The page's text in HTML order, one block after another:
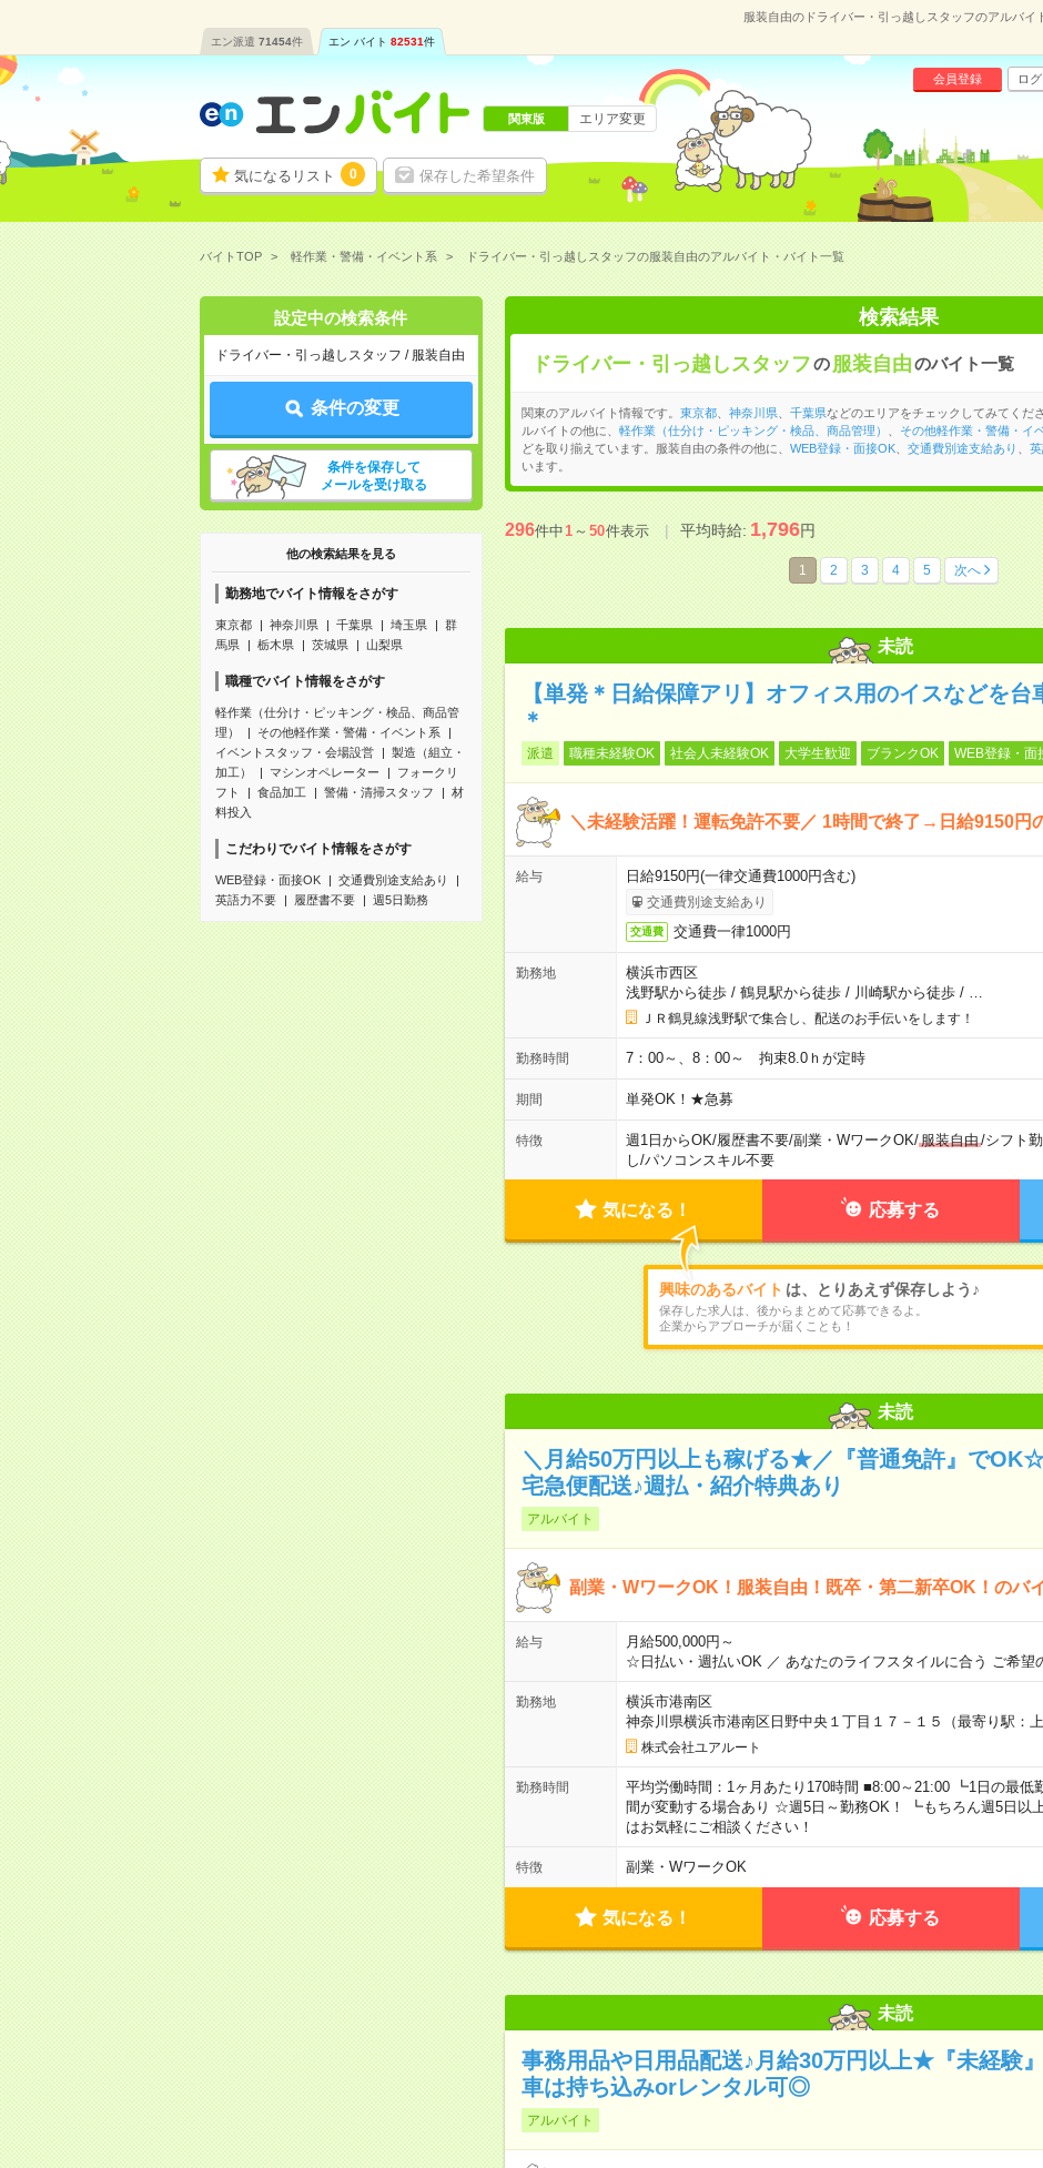
服装自由のドライバー・引っ越しスタッフのアルバイ
エン派遣 71454件 エン バイト 82531件
気になるリスト 0 保存した希望条件
会員登録 ロ
関東版 エリア変更
バイトTOP 軽作業・警備・イベント系 ドライバー・引っ越しスタッフの服装自由のアルバイト・バイト一覧
設定中の検索条件
ドライバー・引っ越しスタッフ / 服装自由
条件の変更
条件を保存して
メールを受け取る
他の検索結果を見る
勤務地でバイト情報をさがす
東京都 神奈川県 千葉県 埼玉県
群
馬県
栃木県 茨城県 山梨県
職種でバイト情報をさがす
軽作業（仕分け・ピッキング・検品、商品管
理）
その他軽作業・警備・イベント系
イベントスタッフ・会場設営
製造（組立・
加工）
マシンオペレーター
フォークリ
フト
食品加工 警備・清掃スタッフ
材
料投入
こだわりでバイト情報をさがす
WEB登録・面接OK
交通費別途支給あり
英語力不要
履歴書不要 週5日勤務
検索結果
ドライバー・引っ越しスタッフの 服装自由のバイト一覧
関東のアルバイト情報です。 東京都、 神奈川県、 千葉県などのエリアをチェックしてみてくだ
ルバイトの他に、 軽作業（仕分け・ピッキング・検品、商品管理） その他軽作業・警備・イ
どを取り揃えています。服装自由の条件の他に、 WEB登録・面接OK、 交通費別途支給あり
います。
296件中1～50件表示 平均時給:1,796円
1 2 3 4 5 次へ
未読
【単発＊日給保障アリ】オフィス用のイスなどを
＊
派遣 職種未経験OK 社会人未経験OK 大学生歓迎 ブランクOK WEB登録・面
＼未経験活躍！運転免許不要／ 1時間で終了→日給9150円
給与 日給9150円(一律交通費1000円含む)
交通費別途支給あり
交通費 交通費一律1000円
勤務地
横浜市西区
浅野駅から徒歩/ 鶴見駅から徒歩/ 川崎駅から徒歩/
ＪＲ鶴見線浅野駅で集合し、配送のお手伝いをします！
勤務時間 7：00～、8：00～ 拘束8.0ｈが定時
期間 単発OK！★急募
特徴 週1日からOK/履歴書不要/副業・WワークOK/服装自由/シフト
し/パソコンスキル不要
気になる！ 応募する
興味のあるバイト は、とりあえず保存しよう♪
保存した求人は、後からまとめて応募できるよ。
企業からアプローチが届くことも！
未読
＼月給50万円以上も稼げる★／『普通免許』で
宅急便配送♪週払・紹介特典あり
アルバイト
副業・WワークOK！服装自由！既卒・第二新卒OK！のバ
給与
月給500,000円～
☆日払い・週払いOK ／ あなたのライフスタイルに合う ご希望
勤務地
横浜市港南区
神奈川県横浜市港南区日野中央１丁目１７－１５（最寄り駅：上
株式会社ユアルート
勤務時間
平均労働時間：1ヶ月あたり170時間 ■8:00～21:00 ┗1日の最
間が変動する場合あり ☆週5日～勤務OK！ ┗もちろん週5日以
はお気軽にご相談ください！
特徴 副業・WワークOK
気になる！ 応募する
未読
事務用品や日用品配送♪月給30万円以上★『未経験
車は持ち込みorレンタル可◎
アルバイト